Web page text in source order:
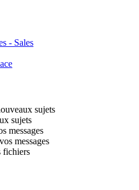
- Sales
sujets
sujets
messages
messages
fichiers